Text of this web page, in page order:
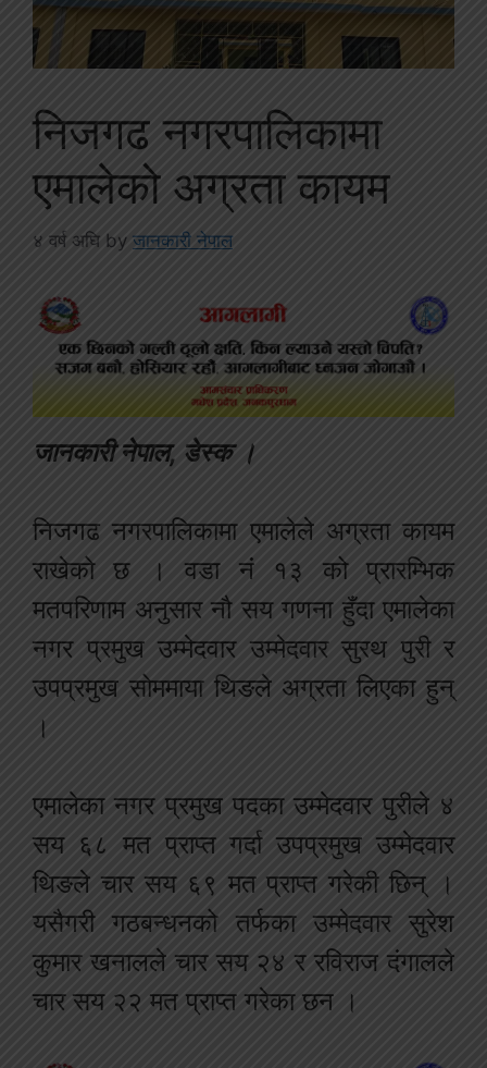
निजगढ नगरपालिकामा
एमालेको अग्रता कायम
४ वर्ष अघि by जानकारी नेपाल
जानकारी नेपाल, डेस्क ।
निजगढ नगरपालिकामा एमालेले अग्रता कायम
राखेको छ । वडा नंं १३ को प्रारम्भिक
मतपरिणाम अनुसार नौ सय गणना हुँदा एमालेका
नगर प्रमुख उम्मेदवार उम्मेदवार सुरथ पुरी र
उपप्रमुख सोममाया थिङले अग्रता लिएका हुन्
।
एमालेका नगर प्रमुख पदका उम्मेदवार पुरीले ४
सय ६८ मत प्राप्त गर्दा उपप्रमुख उम्मेदवार
थिङले चार सय ६९ मत प्राप्त गरेकी छिन् ।
यसैगरी गठबन्धनको तर्फका उम्मेदवार सुरेश
कुमार खनालले चार सय २४ र रविराज दंगालले
चार सय २२ मत प्राप्त गरेका छन ।